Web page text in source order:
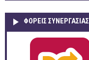
ΦΟΡΕΙΣ ΣΥΝΕΡΓΑΣΙΑΣ